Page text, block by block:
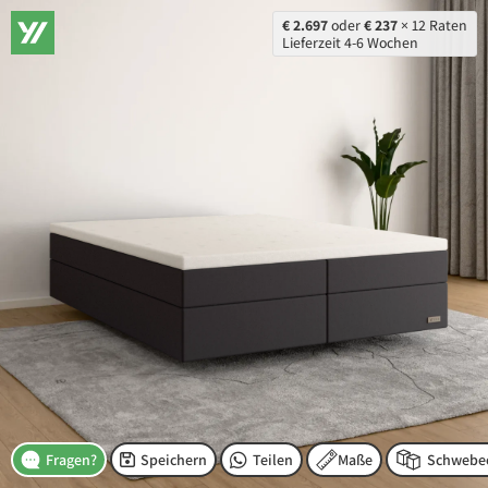
€ 2.697oder€ 237 × 12 Raten
Lieferzeit 4-6 Wochen
Fragen? Maße
Speichern Teilen